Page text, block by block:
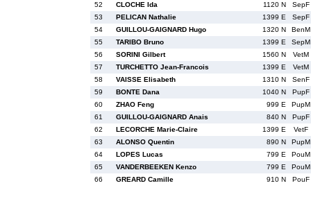
52
CLOCHE Ida 1120 N
SepF
53
PELICAN Nathalie 1399 E
SepF
54
GUILLOU-GAIGNARD Hugo 1320 N
BenM
55
TARIBO Bruno 1399 E
SepM
56
SORINI Gilbert 1560 N
VetM
57
TURCHETTO Jean-Francois 1399 E
VetM
58
VAISSE Elisabeth 1310 N
SenF
59
BONTE Dana 1040 N
PupF
60
ZHAO Feng 999 E
PupM
61
GUILLOU-GAIGNARD Anais 840 N
PupF
62
LECORCHE Marie-Claire 1399 E
VetF
63
ALONSO Quentin 890 N
PupM
64
LOPES Lucas 799 E
PouM
65
VANDERBEEKEN Kenzo 799 E
PouM
66
GREARD Camille 910 N PouF